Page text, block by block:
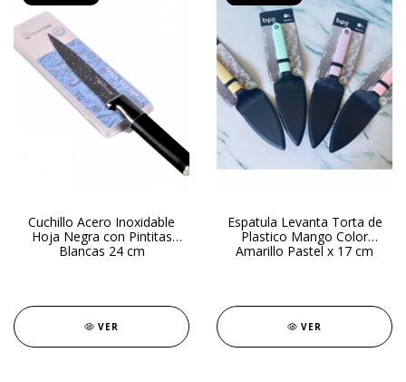
Cuchillo Acero Inoxidable
Hoja Negra con Pintitas
Blancas 24 cm
VER
Espatula Levanta Torta de
Plastico Mango Color
Amarillo Pastel x 17 cm
VER